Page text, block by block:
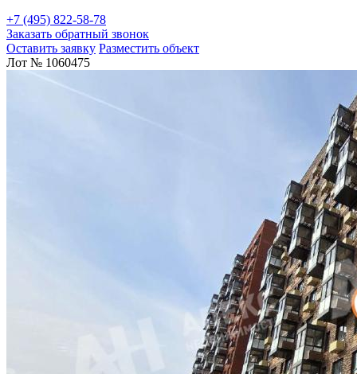
+7 (495) 822-58-78
Заказать обратный звонок
Оставить заявку Разместить объект
Лот № 1060475